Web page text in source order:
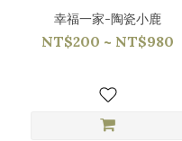
幸福一家-陶瓷小鹿
NT$200 ~ NT$980